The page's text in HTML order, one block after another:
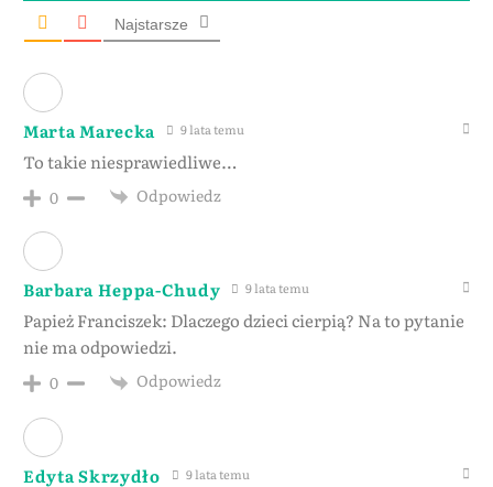
Najstarsze
Marta Marecka 9 lata temu
To takie niesprawiedliwe…
0 Odpowiedz
Barbara Heppa-Chudy 9 lata temu
Papież Franciszek: Dlaczego dzieci cierpią? Na to pytanie
nie ma odpowiedzi.
0 Odpowiedz
Edyta Skrzydło 9 lata temu